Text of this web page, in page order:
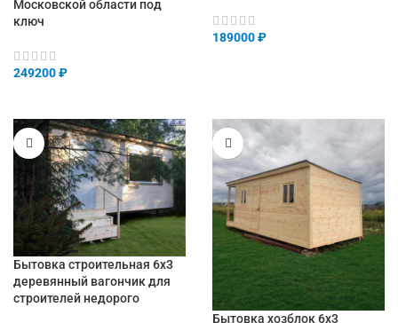
Московской области под
ключ
249200₽
189000₽
Бытовка строительная 6х3
деревянный вагончик для
строителей недорого
Бытовка хозблок 6х3